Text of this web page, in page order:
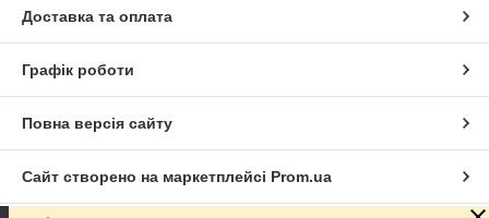
Доставка та оплата
Графік роботи
Повна версія сайту
Сайт створено на маркетплейсі Prom.ua